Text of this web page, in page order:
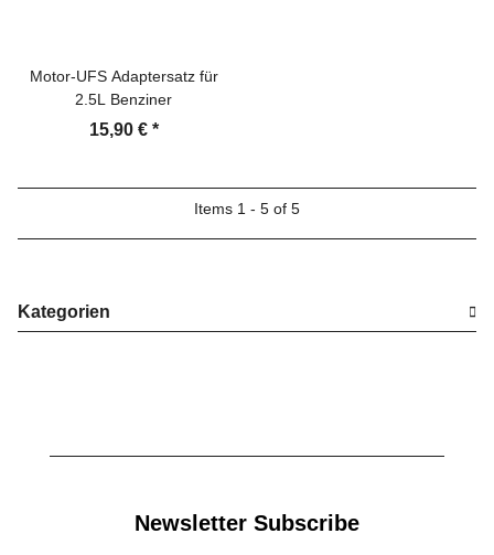
Motor-UFS Adaptersatz für
2.5L Benziner
15,90 € *
Items 1 - 5 of 5
Kategorien
Newsletter Subscribe